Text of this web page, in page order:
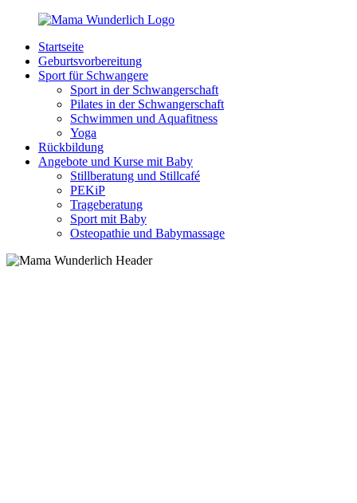
Zurück
Inhalt
MamaWunderlich.de
Mutti
sein
wunderbar!
Startseite
Geburtsvorbereitung
Sport für Schwangere
Sport in der Schwangerschaft
Pilates in der Schwangerschaft
Schwimmen und Aquafitness
Yoga
Rückbildung
Angebote und Kurse mit Baby
Stillberatung und Stillcafé
PEKiP
Trageberatung
Sport mit Baby
Osteopathie und Babymassage